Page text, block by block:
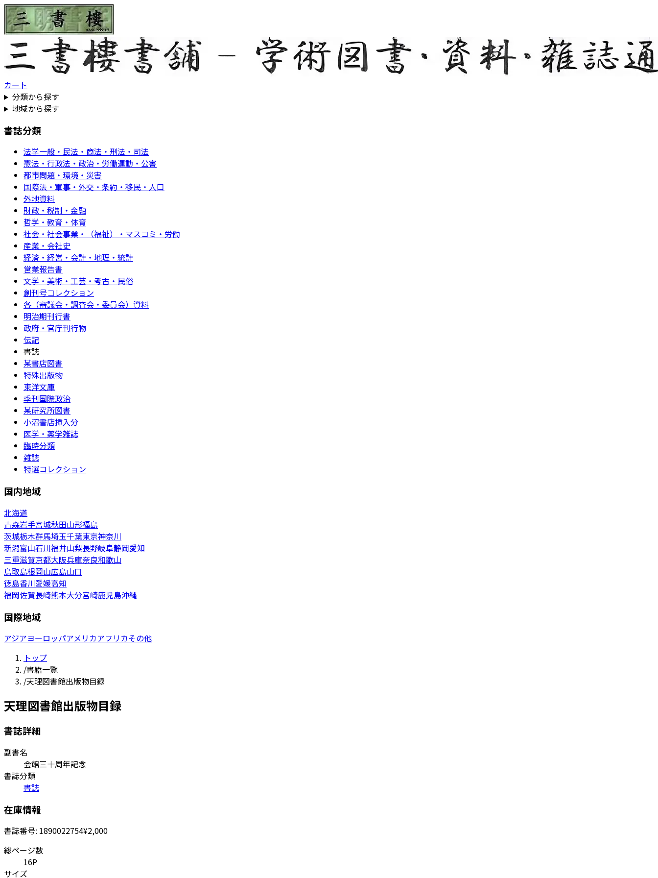
カート
分類から探す
地域から探す
書誌分類
法学一般・民法・商法・刑法・司法
憲法・行政法・政治・労働運動・公害
都市問題・環境・災害
国際法・軍事・外交・条約・移民・人口
外地資料
財政・税制・金融
哲学・教育・体育
社会・社会事業・（福祉）・マスコミ・労働
産業・会社史
経済・経営・会計・地理・統計
営業報告書
文学・美術・工芸・考古・民俗
創刊号コレクション
各（審議会・調査会・委員会）資料
明治期刊行書
政府・官庁刊行物
伝記
書誌
某書店図書
特殊出版物
東洋文庫
季刊国際政治
某研究所図書
小沼書店挿入分
医学・薬学雑誌
臨時分類
雑誌
特選コレクション
国内地域
北海道
青森岩手宮城秋田山形福島
茨城栃木群馬埼玉千葉東京神奈川
新潟富山石川福井山梨長野岐阜静岡愛知
三重滋賀京都大阪兵庫奈良和歌山
鳥取島根岡山広島山口
徳島香川愛媛高知
福岡佐賀長崎熊本大分宮崎鹿児島沖縄
国際地域
アジアヨーロッパアメリカアフリカその他
トップ
/書籍一覧
/天理図書館出版物目録
天理図書館出版物目録
書誌詳細
副書名
会館三十周年記念
書誌分類
書誌
在庫情報
書誌番号: 1890022754¥2,000
総ページ数
16P
サイズ